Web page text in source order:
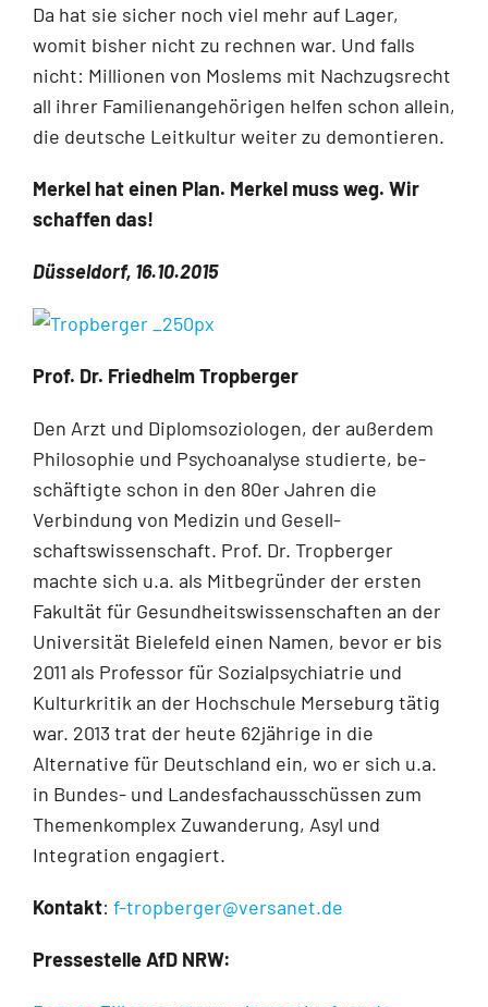
Da hat sie sicher noch viel mehr auf Lager,
womit bisher nicht zu rechnen war. Und falls
nicht: Millionen von Moslems mit Nachzugsrecht
all ihrer Familienangehörigen helfen schon allein,
die deutsche Leitkultur weiter zu demontieren.
Merkel hat einen Plan. Merkel muss weg. Wir
schaffen das!
Düsseldorf, 16.10.2015
Prof. Dr. Friedhelm Tropberger
Den Arzt und Diplomsoziologen, der außerdem
Philosophie und Psychoanalyse studierte, be­
schäftigte schon in den 80er Jahren die
Verbindung von Medizin und Gesell-
schaftswissen­schaft. Prof. Dr. Tropberger
machte sich u.a. als Mitbegründer der ersten
Fakultät für Gesund­heitswissenschaften an der
Universität Bielefeld einen Namen, bevor er bis
2011 als Professor für Sozialpsychiatrie und
Kulturkritik an der Hochschule Merseburg tätig
war. 2013 trat der heute 62jährige in die
Alternative für Deutschland ein, wo er sich u.a.
in Bundes- und Landes­fachausschüssen zum
Themenkomplex Zuwanderung, Asyl und
Integration engagiert.
Kontakt: f-tropberger@versanet.de
Pressestelle AfD NRW: